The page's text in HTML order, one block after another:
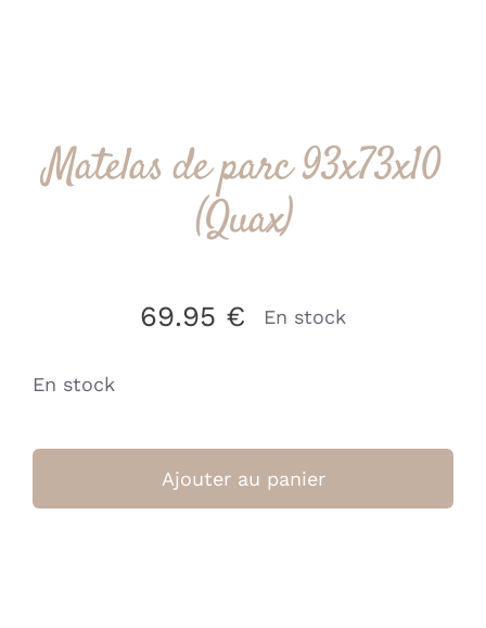
Matelas de parc 93x73x10
(Quax)
69.95 € En stock
En stock
de
Ajouter au panier